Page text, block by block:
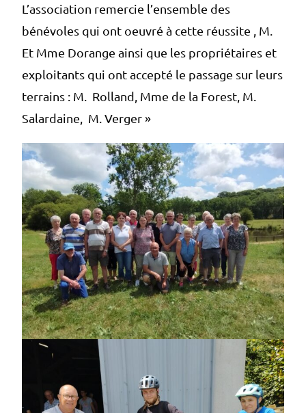
L’association remercie l’ensemble des
bénévoles qui ont oeuvré à cette réussite , M.
Et Mme Dorange ainsi que les propriétaires et
exploitants qui ont accepté le passage sur leurs
terrains : M. Rolland, Mme de la Forest, M.
Salardaine, M. Verger »